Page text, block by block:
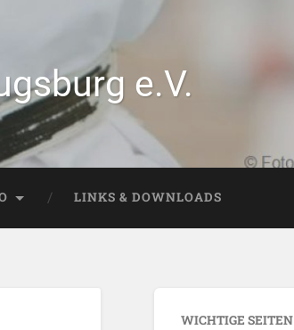
e.V.
LINKS & DOWNLOADS
WICHTIGE SEITEN